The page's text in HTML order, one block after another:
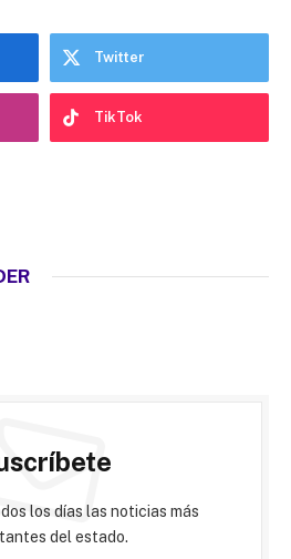
Twitter
TikTok
los días las noticias más
del estado.